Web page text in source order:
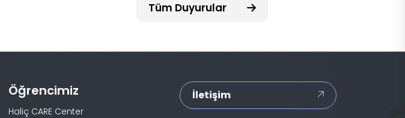
Tüm Duyurular
Öğrencimiz
Haliç CARE Center
İletişim